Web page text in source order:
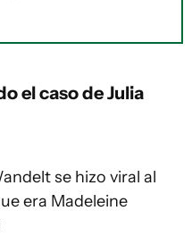
el caso de Julia
se hizo viral al
era Madeleine